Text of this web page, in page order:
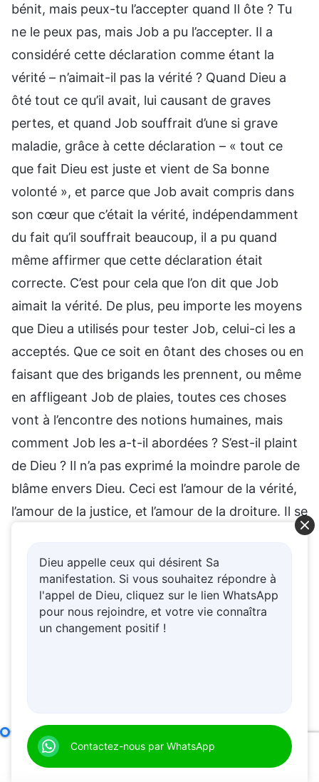
bénit, mais peux-tu l’accepter quand Il ôte ? Tu
ne le peux pas, mais Job a pu l’accepter. Il a
considéré cette déclaration comme étant la
vérité – n’aimait-il pas la vérité ? Quand Dieu a
ôté tout ce qu’il avait, lui causant de graves
pertes, et quand Job souffrait d’une si grave
maladie, grâce à cette déclaration – « tout ce
que fait Dieu est juste et vient de Sa bonne
volonté », et parce que Job avait compris dans
son cœur que c’était la vérité, indépendamment
du fait qu’il souffrait beaucoup, il a pu quand
même affirmer que cette déclaration était
correcte. C’est pour cela que l’on dit que Job
aimait la vérité. De plus, peu importe les moyens
que Dieu a utilisés pour tester Job, celui-ci les a
acceptés. Que ce soit en ôtant des choses ou en
faisant que des brigands les prennent, ou même
en affligeant Job de plaies, toutes ces choses
vont à l’encontre des notions humaines, mais
comment Job les a-t-il abordées ? S’est-il plaint
de Dieu ? Il n’a pas exprimé la moindre parole de
blâme envers Dieu. Ceci est l’amour de la vérité,
l’amour de la justice, et l’amour de la droiture. Il se
nous, les hommes, et si droit ! Tout ce que fait
Dieu est juste ! » Il pouvait donc louer Dieu en
disant : « Peu importe ce que Dieu fait, je ne me
plaindrais pas. Aux yeux de Dieu, les êtres créés
souffrance intense et son inconfort, il ne s’est
pas plaint. Ceci est un authentique amour de la
Dieu appelle ceux qui désirent Sa
manifestation. Si vous souhaitez répondre à
l'appel de Dieu, cliquez sur le lien WhatsApp
pour nous rejoindre, et votre vie connaîtra
un changement positif !
Contactez-nous par WhatsApp